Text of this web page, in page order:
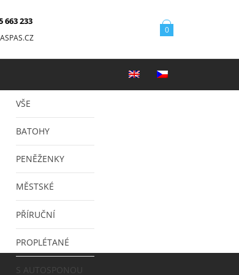
663 233
0
VŠE
BATOHY
PENĚŽENKY
MĚSTSKÉ
PŘÍRUČNÍ
PROPLÉTANÉ
S AUTOSPONOU